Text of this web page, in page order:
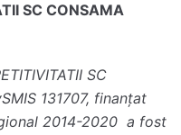
SC CONSAMA
SC
131707, finanțat
2014-2020 a fost